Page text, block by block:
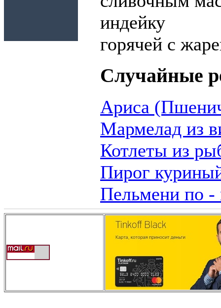
индейку
горячей с
Случайные
Ариса
Мармелад из
Котлеты из
Пирог
Пельмени по -